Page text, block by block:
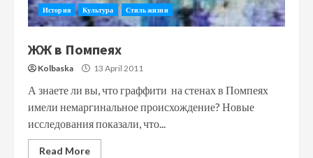
История Культура Стиль жизни
ЖЖ в Помпеях
Kolbaska 13 April 2011
А знаете ли вы, что граффити на стенах в Помпеях
имели немаргинальное происхождение? Новые
исследования показали, что...
Read More